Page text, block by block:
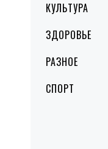
КУЛЬТУРА
ЗДОРОВЬЕ
РАЗНОЕ
СПОРТ